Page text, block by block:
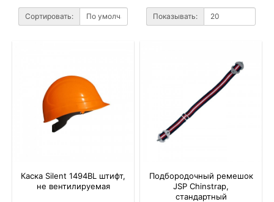
Сортировать: Показывать:
Каска Silent 1494ВL штифт,
не вентилируемая
Подбородочный ремешок
JSP Chinstrap,
стандартный